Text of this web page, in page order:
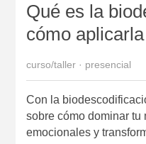
Qué es la
cómo
curso/taller · presencial
Con la
sobre cómo dominar tu
emocionales y